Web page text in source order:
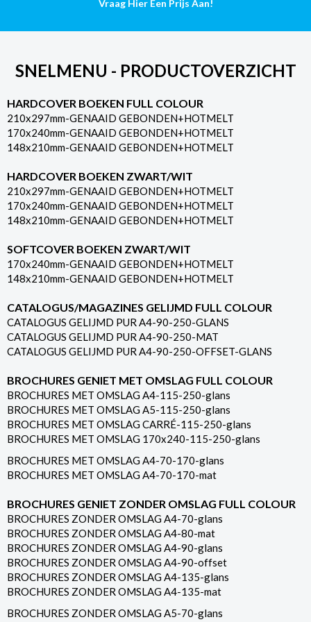
Vraag Hier Een Prijs Aan!
SNELMENU - PRODUCTOVERZICHT
HARDCOVER BOEKEN FULL COLOUR
210x297mm-GENAAID GEBONDEN+HOTMELT
170x240mm-GENAAID GEBONDEN+HOTMELT
148x210mm-GENAAID GEBONDEN+HOTMELT
HARDCOVER BOEKEN ZWART/WIT
210x297mm-GENAAID GEBONDEN+HOTMELT
170x240mm-GENAAID GEBONDEN+HOTMELT
148x210mm-GENAAID GEBONDEN+HOTMELT
SOFTCOVER BOEKEN ZWART/WIT
170x240mm-GENAAID GEBONDEN+HOTMELT
148x210mm-GENAAID GEBONDEN+HOTMELT
CATALOGUS/MAGAZINES GELIJMD FULL COLOUR
CATALOGUS GELIJMD PUR A4-90-250-GLANS
CATALOGUS GELIJMD PUR A4-90-250-MAT
CATALOGUS GELIJMD PUR A4-90-250-OFFSET-GLANS
BROCHURES GENIET MET OMSLAG FULL COLOUR
BROCHURES MET OMSLAG A4-115-250-glans
BROCHURES MET OMSLAG A5-115-250-glans
BROCHURES MET OMSLAG CARRÉ-115-250-glans
BROCHURES MET OMSLAG 170x240-115-250-glans
BROCHURES MET OMSLAG A4-70-170-glans
BROCHURES MET OMSLAG A4-70-170-mat
BROCHURES GENIET ZONDER OMSLAG FULL COLOUR
BROCHURES ZONDER OMSLAG A4-70-glans
BROCHURES ZONDER OMSLAG A4-80-mat
BROCHURES ZONDER OMSLAG A4-90-glans
BROCHURES ZONDER OMSLAG A4-90-offset
BROCHURES ZONDER OMSLAG A4-135-glans
BROCHURES ZONDER OMSLAG A4-135-mat
BROCHURES ZONDER OMSLAG A5-70-glans